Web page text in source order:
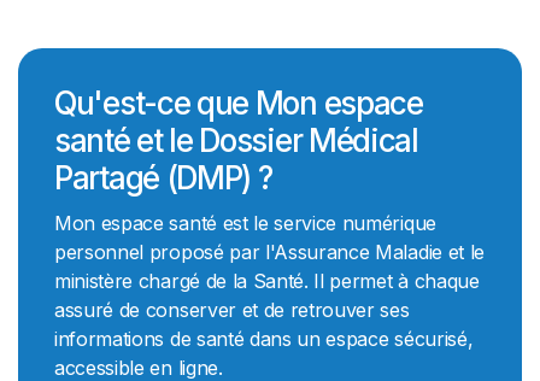
Qu'est-ce que Mon espace
santé et le Dossier Médical
Partagé (DMP) ?
Mon espace santé est le service numérique
personnel proposé par l'Assurance Maladie et le
ministère chargé de la Santé. Il permet à chaque
assuré de conserver et de retrouver ses
informations de santé dans un espace sécurisé,
accessible en ligne.